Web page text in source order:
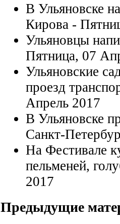
В Ульяновске
Кирова -
Ульяновцы
Пятница, 07
Ульяновские
проезд
Апрель 2017
В Ульяновске
Санкт-
На Фестивале
пельменей,
2017
Предыдущие